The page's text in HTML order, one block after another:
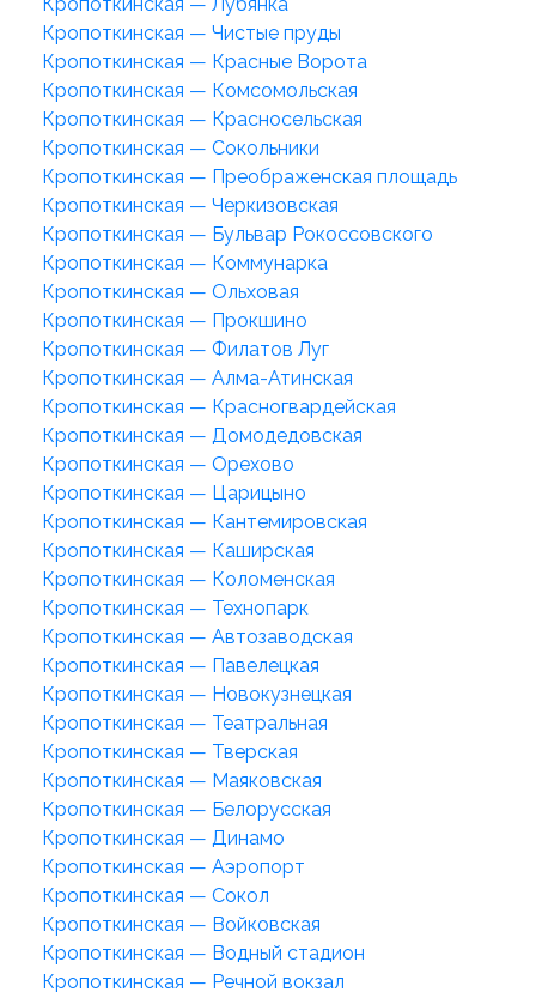
Кропоткинская — Чистые пруды
Кропоткинская — Красные Ворота
Кропоткинская — Комсомольская
Кропоткинская — Красносельская
Кропоткинская — Сокольники
Кропоткинская — Преображенская площадь
Кропоткинская — Черкизовская
Кропоткинская — Бульвар Рокоссовского
Кропоткинская — Коммунарка
Кропоткинская — Ольховая
Кропоткинская — Прокшино
Кропоткинская — Филатов Луг
Кропоткинская — Алма-Атинская
Кропоткинская — Красногвардейская
Кропоткинская — Домодедовская
Кропоткинская — Орехово
Кропоткинская — Царицыно
Кропоткинская — Кантемировская
Кропоткинская — Каширская
Кропоткинская — Коломенская
Кропоткинская — Технопарк
Кропоткинская — Автозаводская
Кропоткинская — Павелецкая
Кропоткинская — Новокузнецкая
Кропоткинская — Театральная
Кропоткинская — Тверская
Кропоткинская — Маяковская
Кропоткинская — Белорусская
Кропоткинская — Динамо
Кропоткинская — Аэропорт
Кропоткинская — Сокол
Кропоткинская — Войковская
Кропоткинская — Водный стадион
Кропоткинская — Речной вокзал